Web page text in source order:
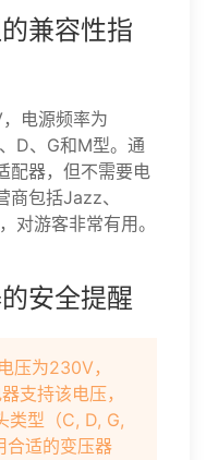
兼容性指
电源频率为
D、G和M型。通
配器，但不需要电
商包括Jazz、
对游客非常有用。
安全提醒
压为230V，
支持该电压，
类型（C, D, G,
合适的变压器